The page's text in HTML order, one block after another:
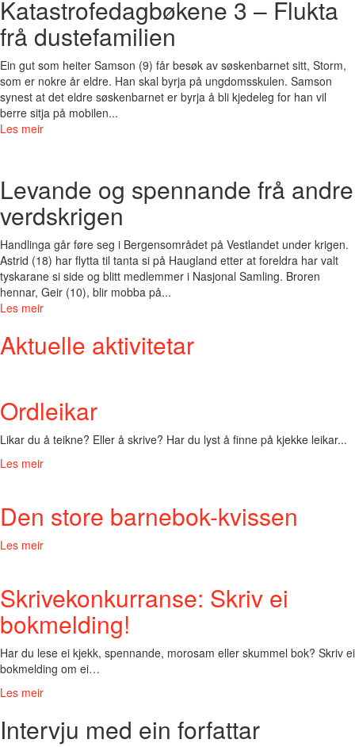
Katastrofedagbøkene 3 – Flukta
frå dustefamilien
Ein gut som heiter Samson (9) får besøk av søskenbarnet sitt, Storm,
som er nokre år eldre. Han skal byrja på ungdomsskulen. Samson
synest at det eldre søskenbarnet er byrja å bli kjedeleg for han vil
berre sitja på mobilen...
Les meir
Levande og spennande frå andre
verdskrigen
Handlinga går føre seg i Bergensområdet på Vestlandet under krigen.
Astrid (18) har flytta til tanta si på Haugland etter at foreldra har valt
tyskarane si side og blitt medlemmer i Nasjonal Samling. Broren
hennar, Geir (10), blir mobba på...
Les meir
Aktuelle aktivitetar
Ordleikar
Likar du å teikne? Eller å skrive? Har du lyst å finne på kjekke leikar...
Les meir
Den store barnebok-kvissen
Les meir
Skrivekonkurranse: Skriv ei
bokmelding!
Har du lese ei kjekk, spennande, morosam eller skummel bok? Skriv ei
bokmelding om ei…
Les meir
Intervju med ein forfattar